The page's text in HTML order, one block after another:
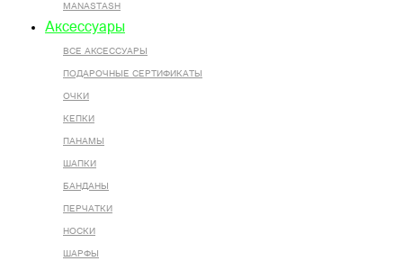
MANASTASH
Аксессуары
ВСЕ AКСЕССУАРЫ
ПОДАРОЧНЫЕ СЕРТИФИКАТЫ
ОЧКИ
КЕПКИ
ПАНАМЫ
ШАПКИ
БАНДАНЫ
ПЕРЧАТКИ
НОСКИ
ШАРФЫ